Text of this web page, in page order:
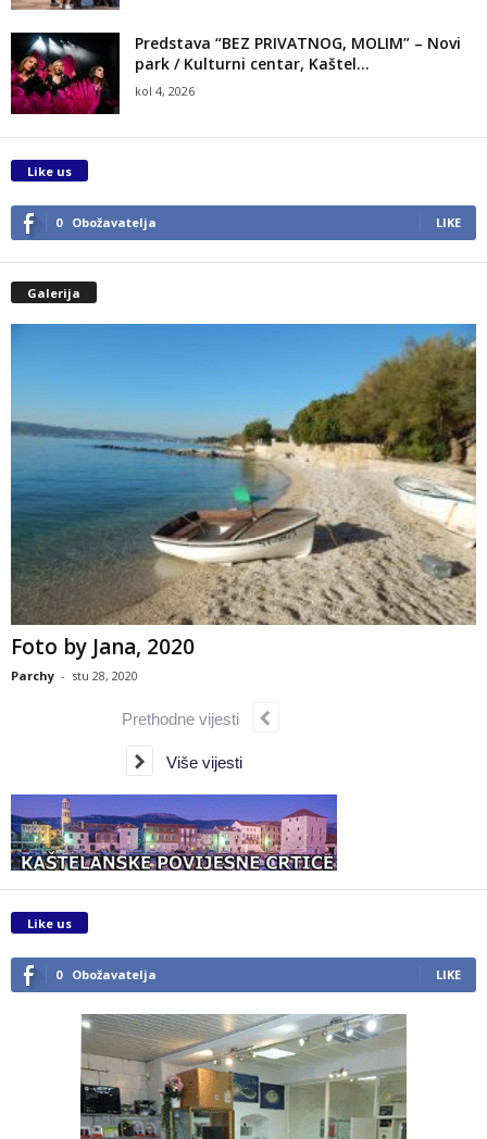
Predstava “BEZ PRIVATNOG, MOLIM” – Novi
park / Kulturni centar, Kaštel...
kol 4, 2026
Like us
0 Obožavatelja LIKE
Galerija
Foto by Jana, 2020
Parchy - stu 28, 2020
Prethodne vijesti
Više vijesti
Like us
0 Obožavatelja LIKE